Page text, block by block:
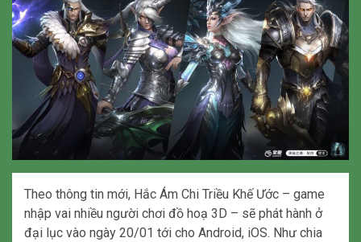
Theo thông tin mới, Hắc Ám Chi Triều Khế Ước – game
nhập vai nhiều người chơi đồ hoạ 3D – sẽ phát hành ở
đại lục vào ngày 20/01 tới cho Android, iOS. Như chia